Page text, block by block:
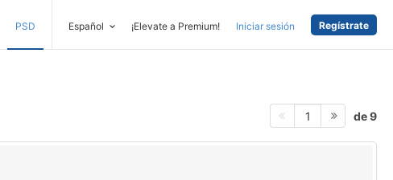
PSD Español ¡Elevate a Premium! Iniciar sesión Regístrate
1 de 9